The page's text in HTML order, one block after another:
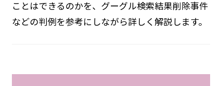
ことはできるのかを、グーグル検索結果削除事件
などの判例を参考にしながら詳しく解説します。